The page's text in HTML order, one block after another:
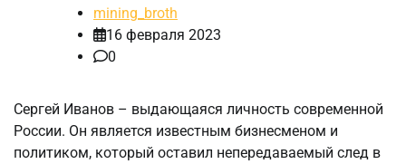
mining_broth
16 февраля 2023
0
Сергей Иванов – выдающаяся личность современной
России. Он является известным бизнесменом и
политиком, который оставил непередаваемый след в